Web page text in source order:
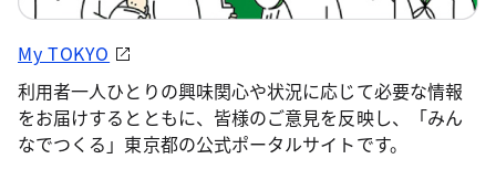
My TOKYO
利用者一人ひとりの興味関心や状況に応じて必要な情報
をお届けするとともに、皆様のご意見を反映し、「みん
なでつくる」東京都の公式ポータルサイトです。